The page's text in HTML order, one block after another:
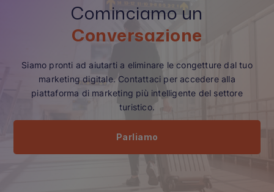
Cominciamo un
Conversazione
Siamo pronti ad aiutarti a eliminare le congetture dal tuo
marketing digitale. Contattaci per accedere alla
piattaforma di marketing più intelligente del settore
turistico.
Parliamo